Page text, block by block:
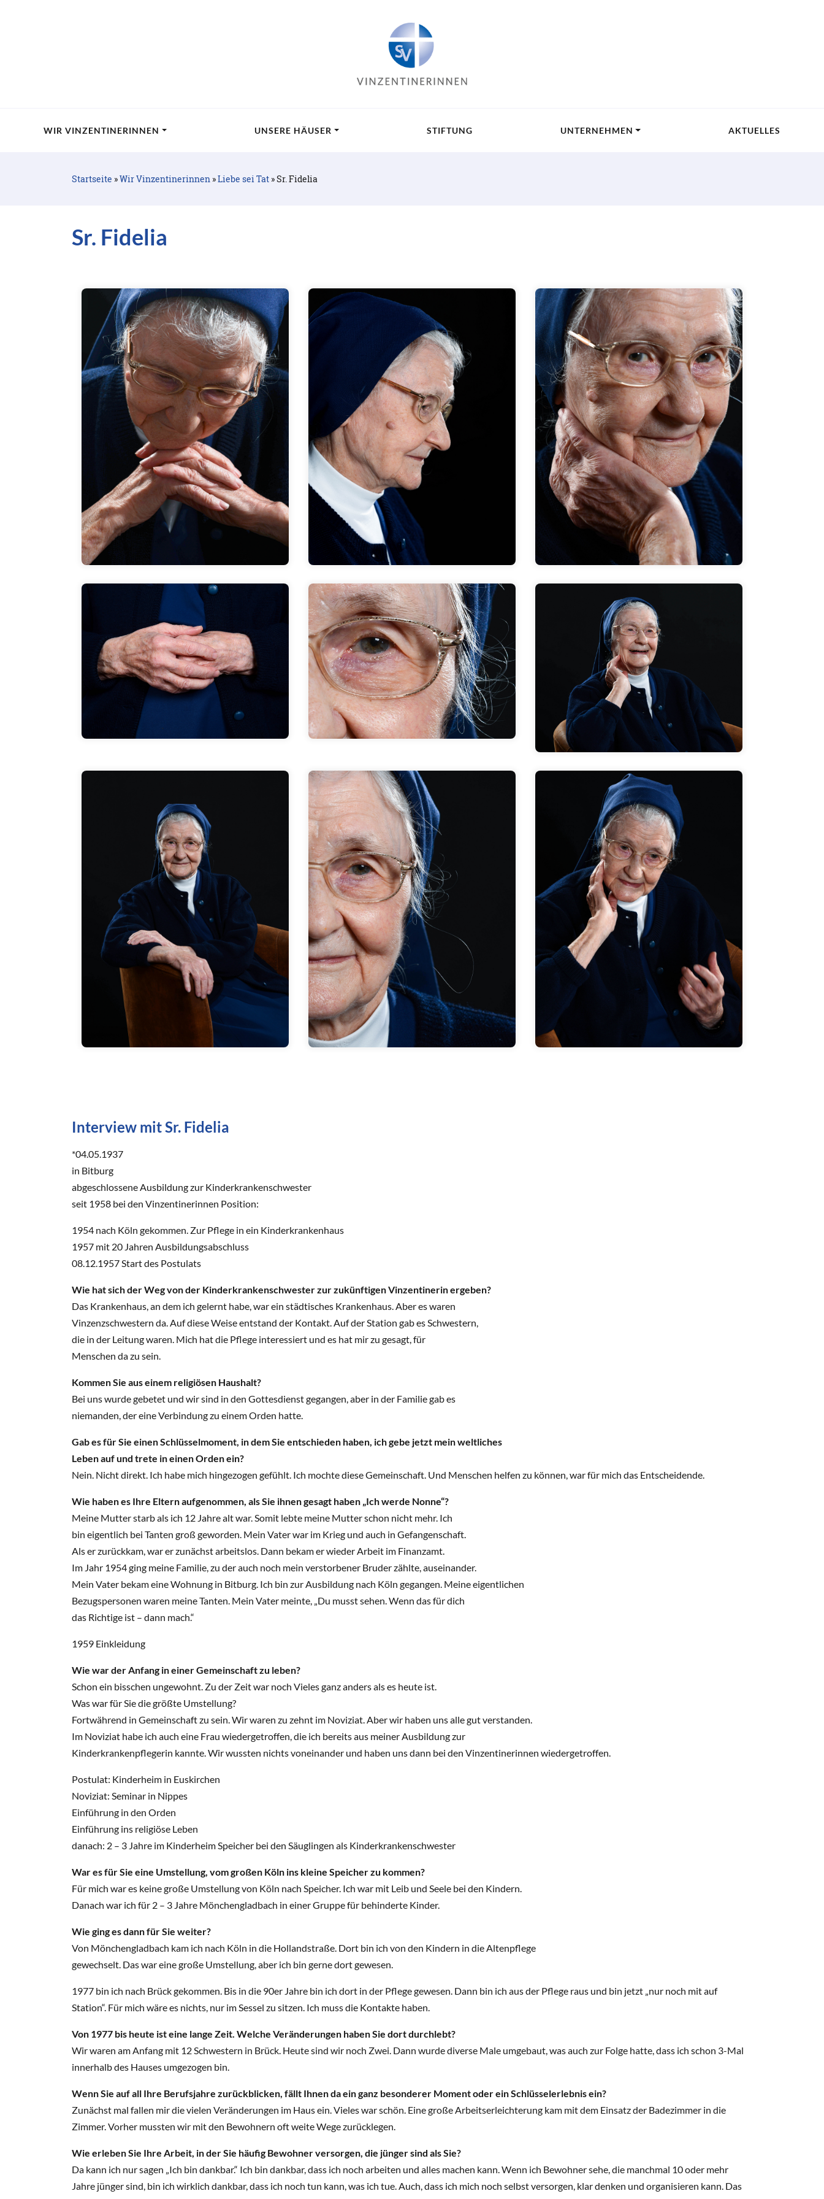
WIR VINZENTINERINNEN UNSERE HÄUSER STIFTUNG UNTERNEHMEN AKTUELLES
Startseite »Wir Vinzentinerinnen »Liebe sei Tat »Sr. Fidelia
Sr. Fidelia
Meine Mutter starb als ich 12 Jahre alt war.
Ich bin eigentlich bei Tanten groß
geworden. Mein Vater war im Krieg und
auch in Gefangenschaft. Im Jahr 1954 ging
meine Familie auseinander. Mein Vater
bekam eine Wohnung in Bitburg. Ich bin zur
Ausbildung nach Köln gegangen. Mein
Vater meinte, „Du musst sehen. Wenn das
für dich das Richtige ist – dann mach.“
Zum Interview
Bei uns wurde gebetet und wir sind in den
Gottesdienst gegangen, aber in der Familie
gab es niemanden, der eine Verbindung zu
einem Orden hatte. Ich habe mich
hingezogen gefühlt. Ich mochte diese
Gemeinschaft. Und Menschen helfen zu
können, war für mich das Entscheidende.
Zum Interview
1977 bin ich nach Brück gekommen. Bis in
die 90er Jahre bin ich dort in der Pflege
gewesen. Dann bin ich aus der Pflege raus
und bin jetzt „nur noch mit auf Station“. Für
mich wäre es nichts, nur im Sessel zu sitzen.
Ich muss die Kontakte haben.
Zum Interview
Und dann stellt sich die Frage, folgt man
dem oder folgt man dem nicht? Bei mir war
es so, dass ich mich von innen hergedrängt
fühlte. Natürlich geht man einen solchen
Schritt nicht sofort. Das hat Jahre gedauert.
Zum Interview
Ich beobachte. Ich bin nicht der Mensch,
der gerne große Worte macht
Zum Interview
Es gibt viele Kollegen, die ich jahrelang
kenne. Ich habe ein gutes Verhältnis zu
denen. Und ich arbeite gerne auch mit
jüngeren Kollegen. Ich fühle mich
angenommen. Auch das ist nicht
selbstverständlich.
Zum Interview
„Ich bin dankbar“. Ich bin dankbar, dass ich
noch arbeiten und alles machen kann.
Wenn ich Bewohner sehe, die manchmal 10
oder mehr Jahre jünger sind, bin ich
wirklich dankbar, dass ich noch tun kann,
was ich tue.
Zum Interview
Einfach als Mensch… Wenn ich nach
meinem Gewissen und nach den
christlichen Grundsätzen lebe, wenn ich
das einfach lebe – dann braucht man gar
nicht viel zu reden. Dann spüren die
Menschen, die um einen herum sind, sie
nimmt mich als Mensch wahr.
Zum Interview
Zunächst einmal, dass ich bei mir anfange
und mich frage: „Lebe ich den Mitarbeitern
das, was ich mir von ihnen wünsche, vor?“
Der Mensch. Für Vinzenz war der Mensch
im Mittelpunkt. Nach Vinzenz begegnet mir
im anderen Menschen Gott.
Zum Interview
Interview mit Sr. Fidelia
*04.05.1937
in Bitburg
abgeschlossene Ausbildung zur Kinderkrankenschwester
seit 1958 bei den Vinzentinerinnen Position:
1954 nach Köln gekommen. Zur Pflege in ein Kinderkrankenhaus
1957 mit 20 Jahren Ausbildungsabschluss
08.12.1957 Start des Postulats
Wie hat sich der Weg von der Kinderkrankenschwester zur zukünftigen Vinzentinerin ergeben?
Das Krankenhaus, an dem ich gelernt habe, war ein städtisches Krankenhaus. Aber es waren
Vinzenzschwestern da. Auf diese Weise entstand der Kontakt. Auf der Station gab es Schwestern,
die in der Leitung waren. Mich hat die Pflege interessiert und es hat mir zu gesagt, für
Menschen da zu sein.
Kommen Sie aus einem religiösen Haushalt?
Bei uns wurde gebetet und wir sind in den Gottesdienst gegangen, aber in der Familie gab es
niemanden, der eine Verbindung zu einem Orden hatte.
Gab es für Sie einen Schlüsselmoment, in dem Sie entschieden haben, ich gebe jetzt mein weltliches
Leben auf und trete in einen Orden ein?
Nein. Nicht direkt. Ich habe mich hingezogen gefühlt. Ich mochte diese Gemeinschaft. Und Menschen helfen zu können, war für mich das Entscheidende.
Wie haben es Ihre Eltern aufgenommen, als Sie ihnen gesagt haben „Ich werde Nonne“?
Meine Mutter starb als ich 12 Jahre alt war. Somit lebte meine Mutter schon nicht mehr. Ich
bin eigentlich bei Tanten groß geworden. Mein Vater war im Krieg und auch in Gefangenschaft.
Als er zurückkam, war er zunächst arbeitslos. Dann bekam er wieder Arbeit im Finanzamt.
Im Jahr 1954 ging meine Familie, zu der auch noch mein verstorbener Bruder zählte, auseinander.
Mein Vater bekam eine Wohnung in Bitburg. Ich bin zur Ausbildung nach Köln gegangen. Meine eigentlichen
Bezugspersonen waren meine Tanten. Mein Vater meinte, „Du musst sehen. Wenn das für dich
das Richtige ist – dann mach.“
1959 Einkleidung
Wie war der Anfang in einer Gemeinschaft zu leben?
Schon ein bisschen ungewohnt. Zu der Zeit war noch Vieles ganz anders als es heute ist.
Was war für Sie die größte Umstellung?
Fortwährend in Gemeinschaft zu sein. Wir waren zu zehnt im Noviziat. Aber wir haben uns alle gut verstanden.
Im Noviziat habe ich auch eine Frau wiedergetroffen, die ich bereits aus meiner Ausbildung zur
Kinderkrankenpflegerin kannte. Wir wussten nichts voneinander und haben uns dann bei den Vinzentinerinnen wiedergetroffen.
Postulat: Kinderheim in Euskirchen
Noviziat: Seminar in Nippes
Einführung in den Orden
Einführung ins religiöse Leben
danach: 2 – 3 Jahre im Kinderheim Speicher bei den Säuglingen als Kinderkrankenschwester
War es für Sie eine Umstellung, vom großen Köln ins kleine Speicher zu kommen?
Für mich war es keine große Umstellung von Köln nach Speicher. Ich war mit Leib und Seele bei den Kindern.
Danach war ich für 2 – 3 Jahre Mönchengladbach in einer Gruppe für behinderte Kinder.
Wie ging es dann für Sie weiter?
Von Mönchengladbach kam ich nach Köln in die Hollandstraße. Dort bin ich von den Kindern in die Altenpflege
gewechselt. Das war eine große Umstellung, aber ich bin gerne dort gewesen.
1977 bin ich nach Brück gekommen. Bis in die 90er Jahre bin ich dort in der Pflege gewesen. Dann bin ich aus der Pflege raus und bin jetzt „nur noch mit auf
Station“. Für mich wäre es nichts, nur im Sessel zu sitzen. Ich muss die Kontakte haben.
Von 1977 bis heute ist eine lange Zeit. Welche Veränderungen haben Sie dort durchlebt?
Wir waren am Anfang mit 12 Schwestern in Brück. Heute sind wir noch Zwei. Dann wurde diverse Male umgebaut, was auch zur Folge hatte, dass ich schon 3-Mal
innerhalb des Hauses umgezogen bin.
Wenn Sie auf all Ihre Berufsjahre zurückblicken, fällt Ihnen da ein ganz besonderer Moment oder ein Schlüsselerlebnis ein?
Zunächst mal fallen mir die vielen Veränderungen im Haus ein. Vieles war schön. Eine große Arbeitserleichterung kam mit dem Einsatz der Badezimmer in die
Zimmer. Vorher mussten wir mit den Bewohnern oft weite Wege zurücklegen.
Wie erleben Sie Ihre Arbeit, in der Sie häufig Bewohner versorgen, die jünger sind als Sie?
Da kann ich nur sagen „Ich bin dankbar.“ Ich bin dankbar, dass ich noch arbeiten und alles machen kann. Wenn ich Bewohner sehe, die manchmal 10 oder mehr
Jahre jünger sind, bin ich wirklich dankbar, dass ich noch tun kann, was ich tue. Auch, dass ich mich noch selbst versorgen, klar denken und organisieren kann. Das